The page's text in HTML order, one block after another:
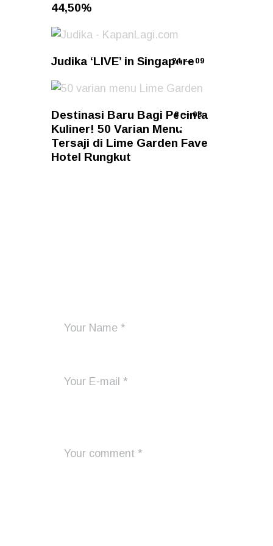
44,50%
24 — 09
Judika ‘LIVE’ in Singapore
8 — 03
Destinasi Baru Bagi Pecinta
Kuliner! 50 Varian Menu
Tersaji di Lime Garden Fave
Hotel Rungkut